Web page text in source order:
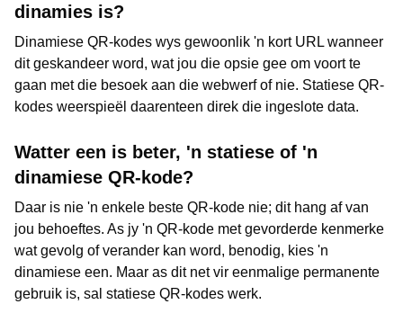
dinamies is?
Dinamiese QR-kodes wys gewoonlik 'n kort URL wanneer
dit geskandeer word, wat jou die opsie gee om voort te
gaan met die besoek aan die webwerf of nie. Statiese QR-
kodes weerspieël daarenteen direk die ingeslote data.
Watter een is beter, 'n statiese of 'n
dinamiese QR-kode?
Daar is nie 'n enkele beste QR-kode nie; dit hang af van
jou behoeftes. As jy 'n QR-kode met gevorderde kenmerke
wat gevolg of verander kan word, benodig, kies 'n
dinamiese een. Maar as dit net vir eenmalige permanente
gebruik is, sal statiese QR-kodes werk.